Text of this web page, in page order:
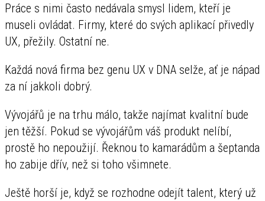
Práce s nimi často nedávala smysl lidem, kteří je
museli ovládat. Firmy, které do svých aplikací přivedly
UX, přežily. Ostatní ne.
Každá nová firma bez genu UX v DNA selže, ať je nápad
za ní jakkoli dobrý.
Vývojářů je na trhu málo, takže najímat kvalitní bude
jen těžší. Pokud se vývojářům váš produkt nelíbí,
prostě ho nepoužijí. Řeknou to kamarádům a šeptanda
ho zabije dřív, než si toho všimnete.
Ještě horší je, když se rozhodne odejít talent, který už